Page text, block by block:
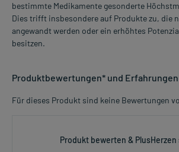
bestimmte Medikamente gesonderte
Dies trifft insbesondere auf Produkte zu, die
angewandt werden oder ein erhöhtes
besitzen.
Produktbewertungen* und
Für dieses Produkt sind keine Bewertungen
Produkt bewerten &